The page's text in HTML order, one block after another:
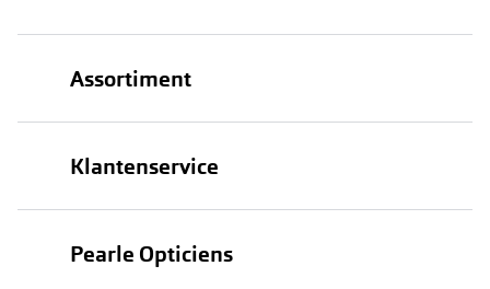
Assortiment
Klantenservice
Verzending
Pearle Opticiens